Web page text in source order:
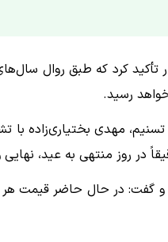
تأکید کرد که طبق روال
رسید.
مهدی بختیاری‌زاده با
در روز منتهی به عید،